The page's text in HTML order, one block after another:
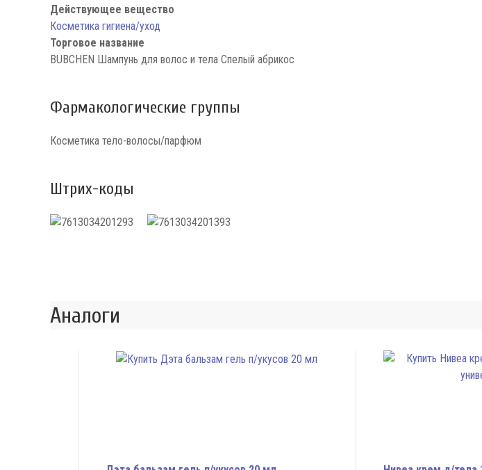
Действующее вещество
Косметика гигиена/уход
Торговое название
BUBCHEN Шампунь для волос и тела Спелый абрикос
Фармакологические группы
Косметика тело-волосы/парфюм
Штрих-коды
Аналоги